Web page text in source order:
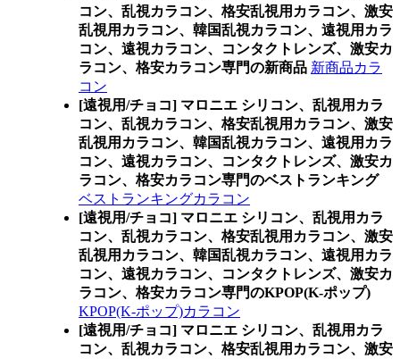
コン、乱視カラコン、格安乱視用カラコン、激安
乱視用カラコン、韓国乱視カラコン、遠視用カラ
コン、遠視カラコン、コンタクトレンズ、激安カ
ラコン、格安カラコン専門の新商品 新商品カラ
コン
[遠視用/チョコ] マロニエ シリコン、乱視用カラ
コン、乱視カラコン、格安乱視用カラコン、激安
乱視用カラコン、韓国乱視カラコン、遠視用カラ
コン、遠視カラコン、コンタクトレンズ、激安カ
ラコン、格安カラコン専門のベストランキング
ベストランキングカラコン
[遠視用/チョコ] マロニエ シリコン、乱視用カラ
コン、乱視カラコン、格安乱視用カラコン、激安
乱視用カラコン、韓国乱視カラコン、遠視用カラ
コン、遠視カラコン、コンタクトレンズ、激安カ
ラコン、格安カラコン専門のKPOP(K-ポップ)
KPOP(K-ポップ)カラコン
[遠視用/チョコ] マロニエ シリコン、乱視用カラ
コン、乱視カラコン、格安乱視用カラコン、激安